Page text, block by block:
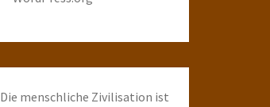
Die menschliche Zivilisation ist